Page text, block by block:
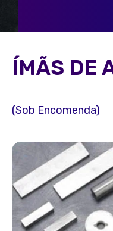
ÍMÃS DE
(Sob Encomenda)